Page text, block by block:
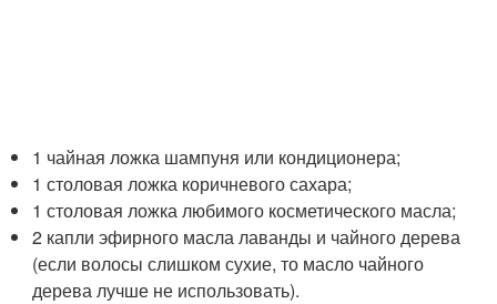
1 чайная ложка шампуня или кондиционера;
1 столовая ложка коричневого сахара;
1 столовая ложка любимого косметического масла;
2 капли эфирного масла лаванды и чайного дерева
(если волосы слишком сухие, то масло чайного
дерева лучше не использовать).